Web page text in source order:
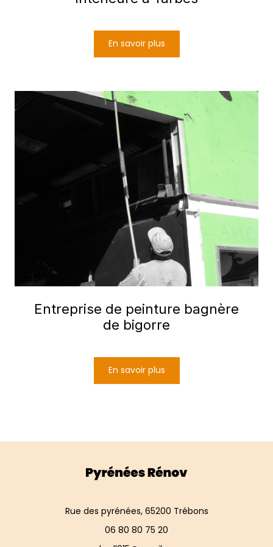
En savoir plus
Entreprise de peinture bagnère
de bigorre
En savoir plus
Rue des pyrénées, 65200 Trébons
06 80 80 75 20